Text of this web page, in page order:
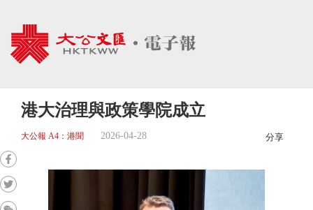
港大治理與政策學院成立
大公報 A4：港聞 2026-04-28 分享